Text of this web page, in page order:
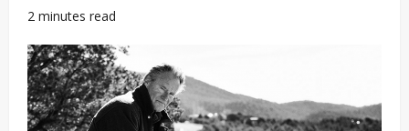
2 minutes read